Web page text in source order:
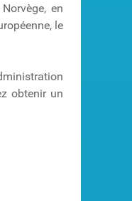
en
le
obtenir un